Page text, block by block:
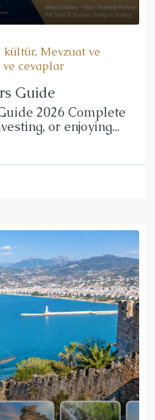
kültür, Mevzuat ve
ve cevaplar
Guide
2026 Complete
or enjoying...